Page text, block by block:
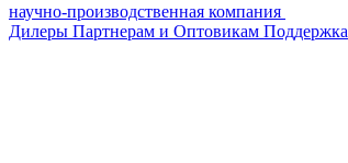
научно-производственная компания
Дилеры Партнерам и Оптовикам Поддержка